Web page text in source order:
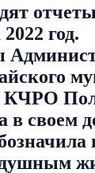
год.
КЧРО
своем